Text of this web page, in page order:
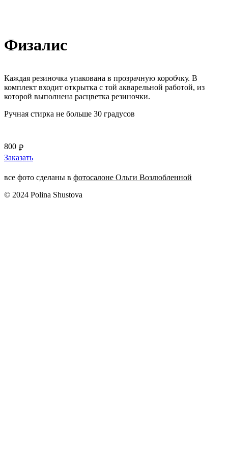
Физалис
Каждая резиночка упакована в прозрачную коробчку. В
комплект входит открытка с той акварельной работой, из
которой выполнена расцветка резиночки.
Ручная стирка не больше 30 градусов
₽
800
Заказать
все фото сделаны в фотосалоне Ольги Возлюбленной
© 2024 Polina Shustova